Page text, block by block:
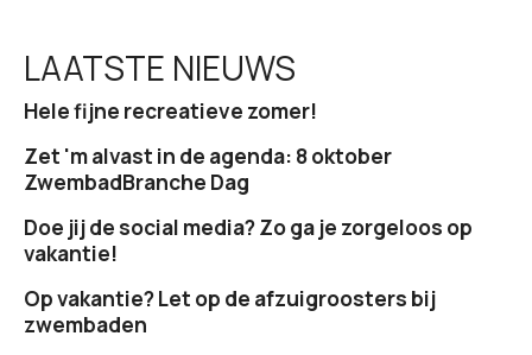
LAATSTE NIEUWS
Hele fijne recreatieve zomer!
Zet 'm alvast in de agenda: 8 oktober
ZwembadBranche Dag
Doe jij de social media? Zo ga je zorgeloos op
vakantie!
Op vakantie? Let op de afzuigroosters bij
zwembaden